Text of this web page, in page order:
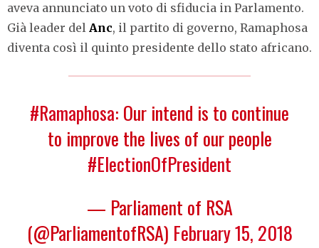
aveva annunciato un voto di sfiducia in Parlamento.
Già leader del Anc, il partito di governo, Ramaphosa
diventa così il quinto presidente dello stato africano.
#Ramaphosa: Our intend is to continue
to improve the lives of our people
#ElectionOfPresident
— Parliament of RSA
(@ParliamentofRSA) February 15, 2018